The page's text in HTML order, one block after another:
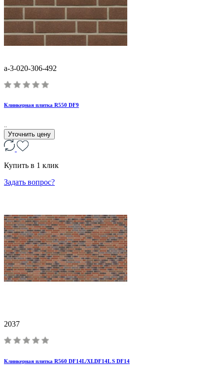
a-3-020-306-492
Клинкерная плитка R550 DF9
..
Уточнить цену
Купить в 1 клик
Задать вопрос?
2037
Клинкерная плитка R560 DF14L/XLDF14L S DF14